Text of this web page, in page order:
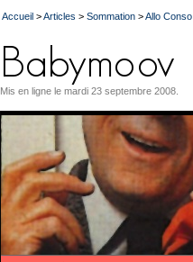
Accueil >Articles > Sommation >Allo Conso
Mis en ligne le mardi 23 septembre 2008.